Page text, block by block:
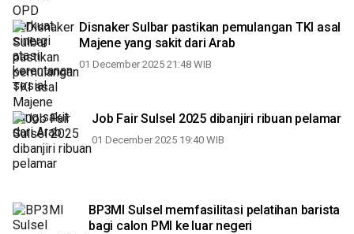
Disnaker Sulbar pastikan pemulangan TKI asal
Majene yang sakit dari Arab
01 December 2025 21:48 WIB
Job Fair Sulsel 2025 dibanjiri ribuan pelamar
01 December 2025 19:40 WIB
BP3MI Sulsel memfasilitasi pelatihan barista
bagi calon PMI ke luar negeri